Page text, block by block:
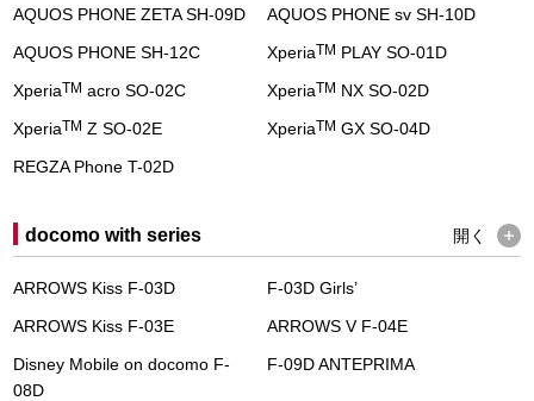
AQUOS PHONE ZETA SH-09D
AQUOS PHONE sv SH-10D
AQUOS PHONE SH-12C
XperiaTM PLAY SO-01D
XperiaTM acro SO-02C XperiaTM NX SO-02D
XperiaTM Z SO-02E XperiaTM GX SO-04D
REGZA Phone T-02D
docomo with series 開く
ARROWS Kiss F-03D
F-03D Girls’
ARROWS Kiss F-03E
ARROWS V F-04E
Disney Mobile on docomo F-
08D
F-09D ANTEPRIMA